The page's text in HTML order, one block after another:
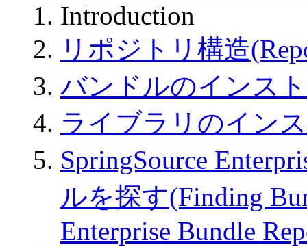
Introduction
リポジトリ構造
バンドルのインス
ライブラリのイン
SpringSource
ルを探す(Finding
Enterprise Bundle